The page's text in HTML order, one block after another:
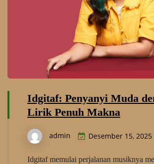
Idgitaf: Penyanyi Muda
Lirik Penuh Makna
admin Desember 15, 2025
Idgitaf memulai perjalanan musiknya